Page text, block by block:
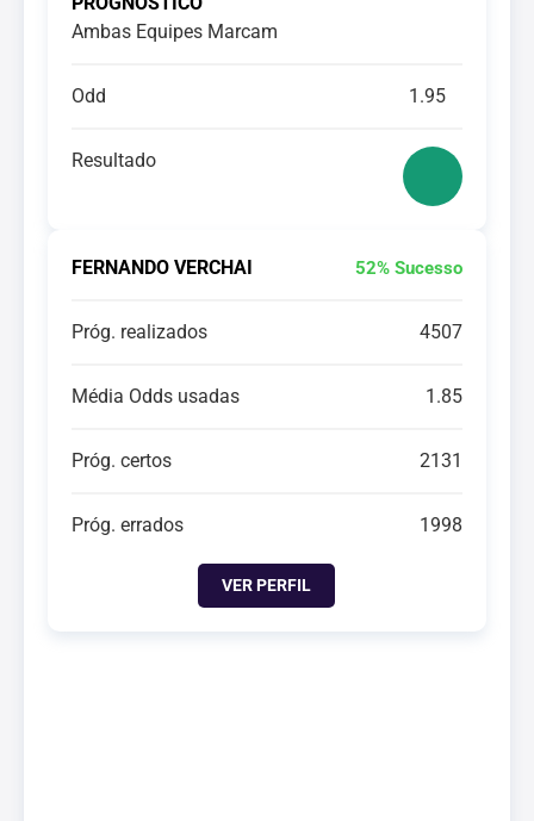
Ambas Equipes Marcam
Odd 1.95
Resultado
FERNANDO VERCHAI 52% Sucesso
Próg. realizados 4507
Média Odds usadas 1.85
Próg. certos 2131
Próg. errados 1998
VER PERFIL